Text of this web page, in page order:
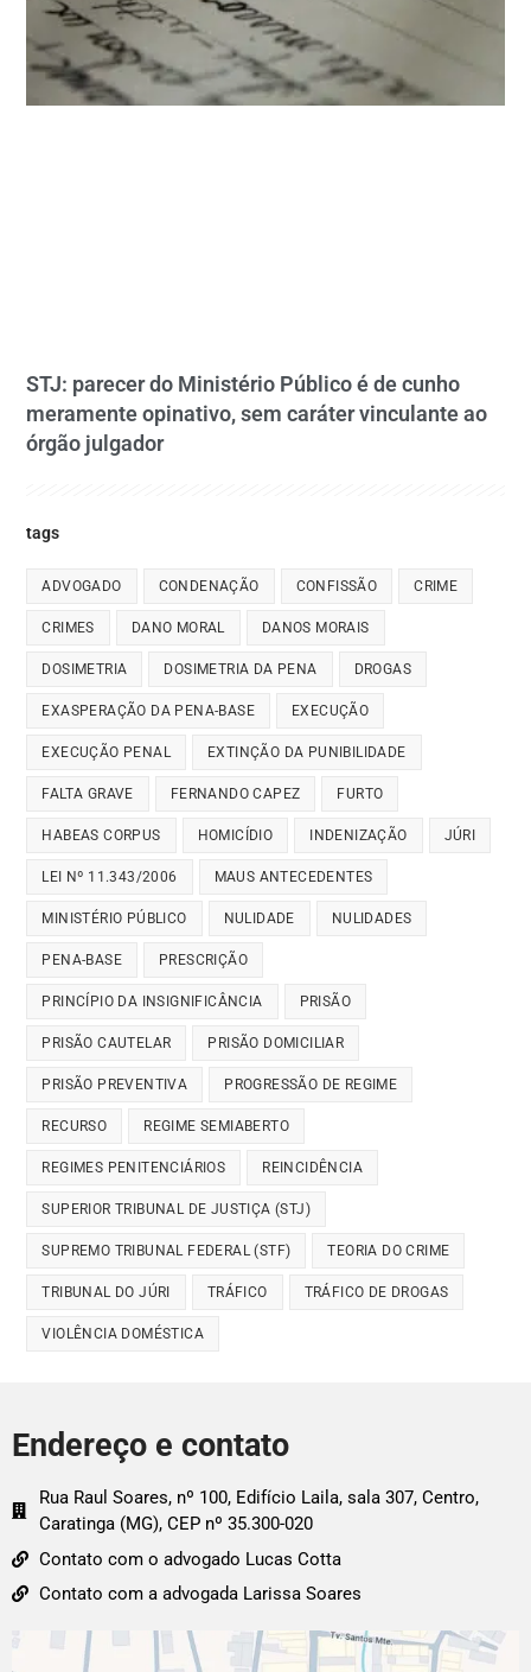
STJ: parecer do Ministério Público é de cunho
meramente opinativo, sem caráter vinculante ao
órgão julgador
tags
ADVOGADO CONDENAÇÃO CONFISSÃO CRIME
CRIMES DANO MORAL DANOS MORAIS
DOSIMETRIA DOSIMETRIA DA PENA DROGAS
EXASPERAÇÃO DA PENA-BASE EXECUÇÃO
EXECUÇÃO PENAL EXTINÇÃO DA PUNIBILIDADE
FALTA GRAVE FERNANDO CAPEZ FURTO
HABEAS CORPUS HOMICÍDIO INDENIZAÇÃO JÚRI
LEI Nº 11.343/2006 MAUS ANTECEDENTES
MINISTÉRIO PÚBLICO NULIDADE NULIDADES
PENA-BASE PRESCRIÇÃO
PRINCÍPIO DA INSIGNIFICÂNCIA PRISÃO
PRISÃO CAUTELAR PRISÃO DOMICILIAR
PRISÃO PREVENTIVA PROGRESSÃO DE REGIME
RECURSO REGIME SEMIABERTO
REGIMES PENITENCIÁRIOS REINCIDÊNCIA
SUPERIOR TRIBUNAL DE JUSTIÇA (STJ)
SUPREMO TRIBUNAL FEDERAL (STF) TEORIA DO CRIME
TRIBUNAL DO JÚRI TRÁFICO TRÁFICO DE DROGAS
VIOLÊNCIA DOMÉSTICA
Endereço e contato
Rua Raul Soares, nº 100, Edifício Laila, sala 307, Centro,
Caratinga (MG), CEP nº 35.300-020
Contato com o advogado Lucas Cotta
Contato com a advogada Larissa Soares